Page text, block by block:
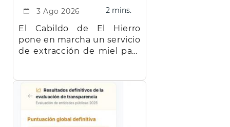
3 Ago 2026 2 mins.
El Cabildo de El Hierro
pone en marcha un servicio
de extracción de miel para